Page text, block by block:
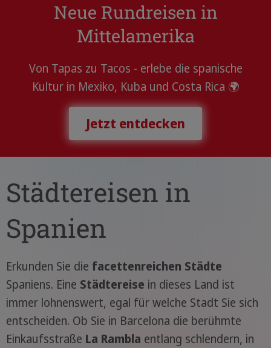
Neue Rundreisen in
Mittelamerika
Von Tapas zu Tacos - erlebe die spanische
Kultur in Mexiko, Kuba und Costa Rica 🌍
Jetzt entdecken
Städtereisen in
Spanien
Erkunden Sie die facettenreichen Städte
Spaniens. Eine Städtereise in dieses Land ist
immer lohnenswert, egal für welche Stadt Sie sich
entscheiden. Ob Sie in Barcelona die berühmte
Einkaufsstraße La Rambla entlang schlendern, in